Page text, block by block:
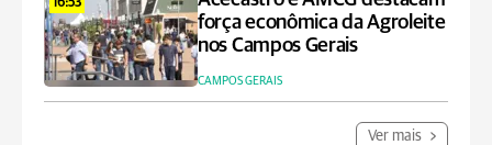
16:53
força econômica da Agroleite
nos Campos Gerais
CAMPOS GERAIS
Ver mais